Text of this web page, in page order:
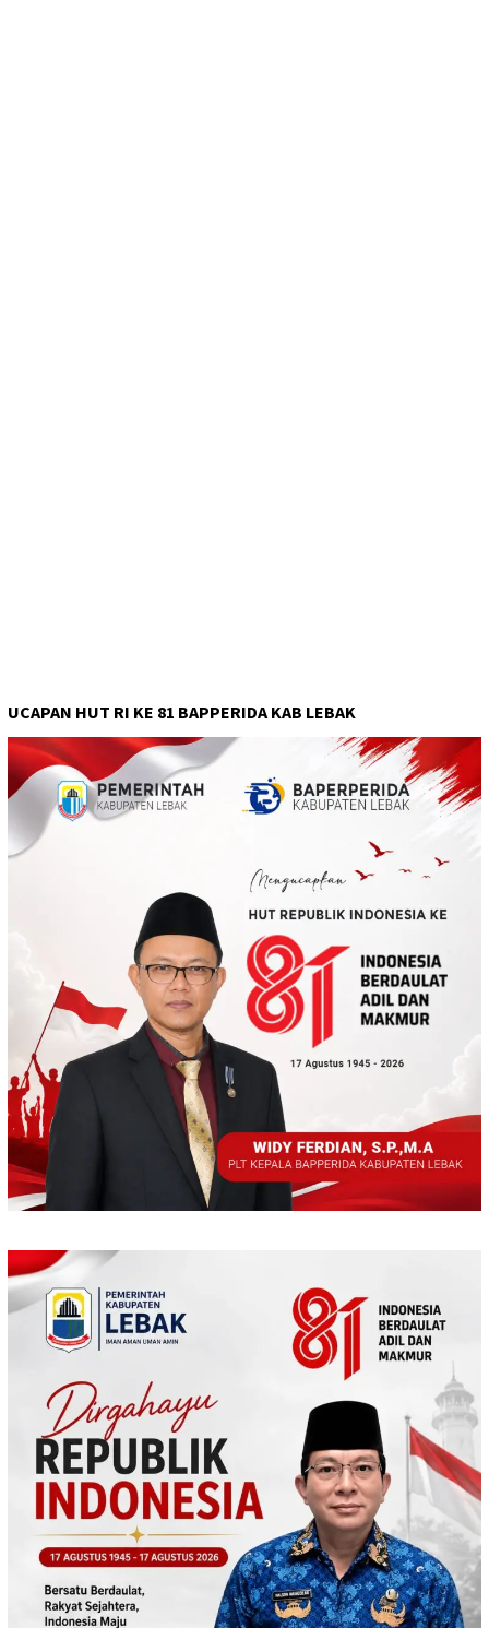
UCAPAN HUT RI KE 81 BAPPERIDA KAB LEBAK